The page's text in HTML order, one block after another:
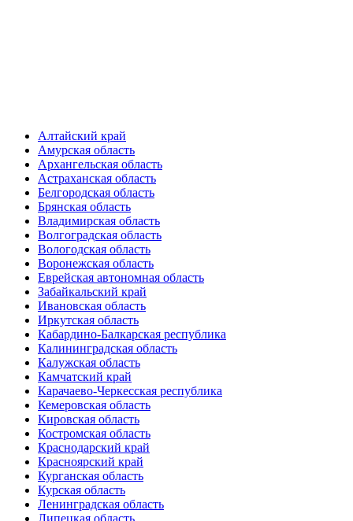
Алтайский край
Амурская область
Архангельская область
Астраханская область
Белгородская область
Брянская область
Владимирская область
Волгоградская область
Вологодская область
Воронежская область
Еврейская автономная область
Забайкальский край
Ивановская область
Иркутская область
Кабардино-Балкарская республика
Калининградская область
Калужская область
Камчатский край
Карачаево-Черкесская республика
Кемеровская область
Кировская область
Костромская область
Краснодарский край
Красноярский край
Курганская область
Курская область
Ленинградская область
Липецкая область